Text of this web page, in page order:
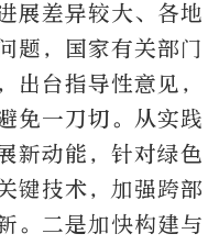
展差异较大、各地
题，国家有关部门
出台指导性意见，
免一刀切。从实践
新动能，针对绿色
键技术，加强跨部
。二是加快构建与